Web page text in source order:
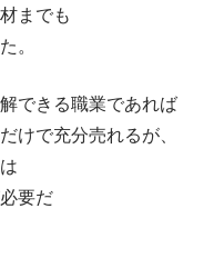
までも
。
できる職業であれば
けで充分売れるが、
要だ